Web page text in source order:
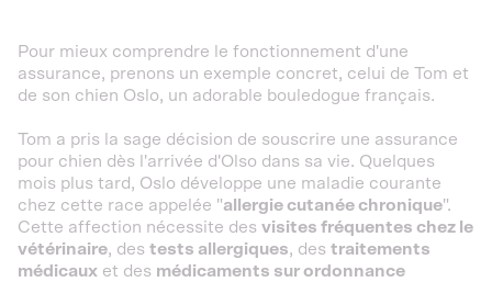
Pour mieux comprendre le fonctionnement d'une
assurance, prenons un exemple concret, celui de Tom et
de son chien Oslo, un adorable bouledogue français.
Tom a pris la sage décision de souscrire une assurance
pour chien dès l'arrivée d'Olso dans sa vie. Quelques
mois plus tard, Oslo développe une maladie courante
chez cette race appelée "allergie cutanée chronique".
Cette affection nécessite des visites fréquentes chez le
vétérinaire, des tests allergiques, des traitements
médicaux et des médicaments sur ordonnance